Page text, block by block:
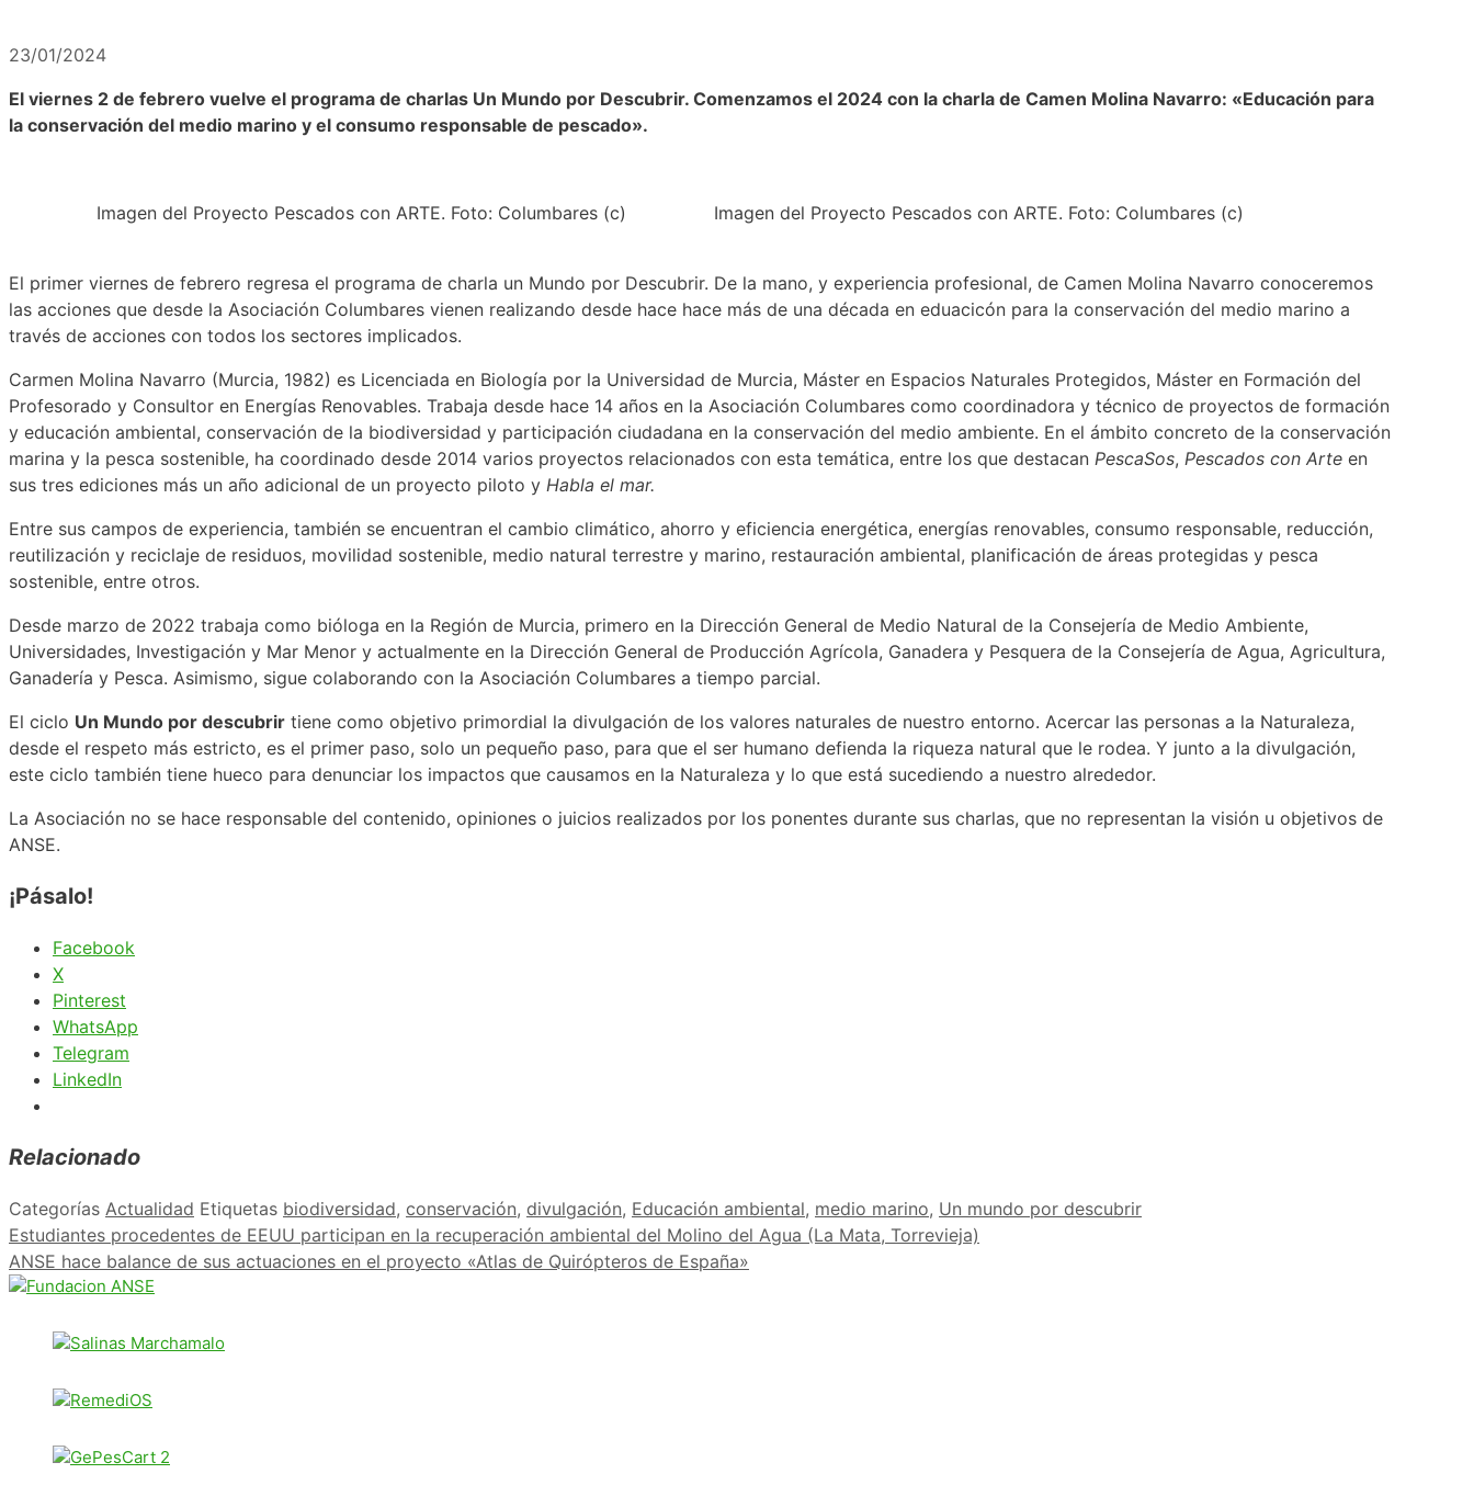
23/01/2024
El viernes 2 de febrero vuelve el programa de charlas Un Mundo por Descubrir. Comenzamos el 2024 con la charla de Camen Molina Navarro: «Educación para
la conservación del medio marino y el consumo responsable de pescado».
Imagen del Proyecto Pescados con ARTE. Foto: Columbares (c) Imagen del Proyecto Pescados con ARTE. Foto: Columbares (c)
El primer viernes de febrero regresa el programa de charla un Mundo por Descubrir. De la mano, y experiencia profesional, de Camen Molina Navarro conoceremos
las acciones que desde la Asociación Columbares vienen realizando desde hace hace más de una década en eduacicón para la conservación del medio marino a
través de acciones con todos los sectores implicados.
Carmen Molina Navarro (Murcia, 1982) es Licenciada en Biología por la Universidad de Murcia, Máster en Espacios Naturales Protegidos, Máster en Formación del
Profesorado y Consultor en Energías Renovables. Trabaja desde hace 14 años en la Asociación Columbares como coordinadora y técnico de proyectos de formación
y educación ambiental, conservación de la biodiversidad y participación ciudadana en la conservación del medio ambiente. En el ámbito concreto de la conservación
marina y la pesca sostenible, ha coordinado desde 2014 varios proyectos relacionados con esta temática, entre los que destacan PescaSos, Pescados con Arte en
sus tres ediciones más un año adicional de un proyecto piloto y Habla el mar.
Entre sus campos de experiencia, también se encuentran el cambio climático, ahorro y eficiencia energética, energías renovables, consumo responsable, reducción,
reutilización y reciclaje de residuos, movilidad sostenible, medio natural terrestre y marino, restauración ambiental, planificación de áreas protegidas y pesca
sostenible, entre otros.
Desde marzo de 2022 trabaja como bióloga en la Región de Murcia, primero en la Dirección General de Medio Natural de la Consejería de Medio Ambiente,
Universidades, Investigación y Mar Menor y actualmente en la Dirección General de Producción Agrícola, Ganadera y Pesquera de la Consejería de Agua, Agricultura,
Ganadería y Pesca. Asimismo, sigue colaborando con la Asociación Columbares a tiempo parcial.
El ciclo Un Mundo por descubrir tiene como objetivo primordial la divulgación de los valores naturales de nuestro entorno. Acercar las personas a la Naturaleza,
desde el respeto más estricto, es el primer paso, solo un pequeño paso, para que el ser humano defienda la riqueza natural que le rodea. Y junto a la divulgación,
este ciclo también tiene hueco para denunciar los impactos que causamos en la Naturaleza y lo que está sucediendo a nuestro alrededor.
La Asociación no se hace responsable del contenido, opiniones o juicios realizados por los ponentes durante sus charlas, que no representan la visión u objetivos de
ANSE.
¡Pásalo!
Facebook
X
Pinterest
WhatsApp
Telegram
LinkedIn
Relacionado
Categorías Actualidad Etiquetas biodiversidad, conservación, divulgación, Educación ambiental, medio marino, Un mundo por descubrir
Estudiantes procedentes de EEUU participan en la recuperación ambiental del Molino del Agua (La Mata, Torrevieja)
ANSE hace balance de sus actuaciones en el proyecto «Atlas de Quirópteros de España»